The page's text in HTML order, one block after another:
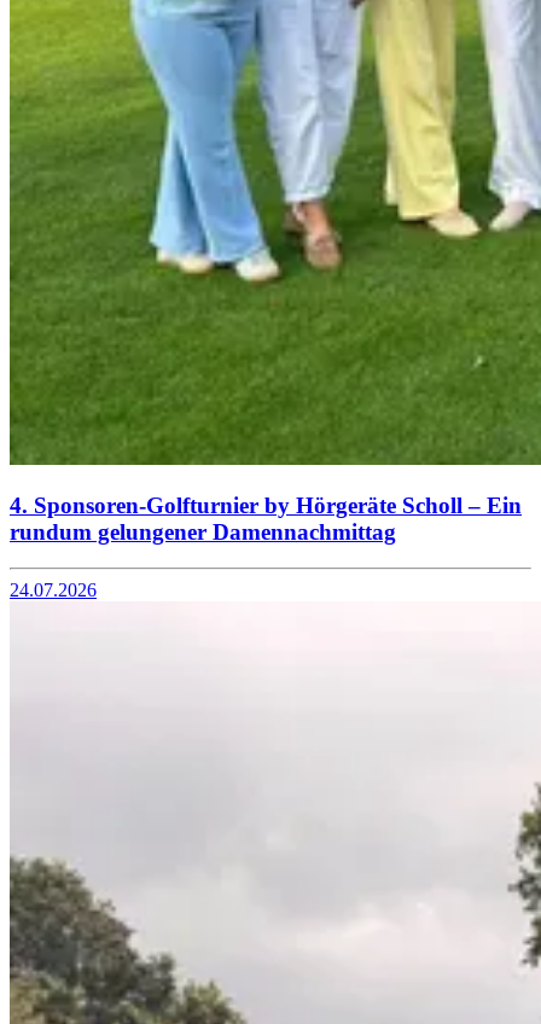
4. Sponsoren-Golfturnier by Hörgeräte Scholl – Ein
rundum gelungener Damennachmittag
24.07.2026